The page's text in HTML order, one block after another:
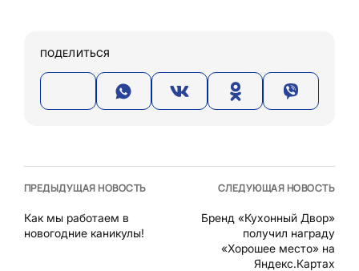
ПОДЕЛИТЬСЯ
ПРЕДЫДУЩАЯ НОВОСТЬ
Как мы работаем в
новогодние каникулы!
СЛЕДУЮЩАЯ НОВОСТЬ
Бренд «Кухонный Двор»
получил награду
«Хорошее место» на
Яндекс.Картах